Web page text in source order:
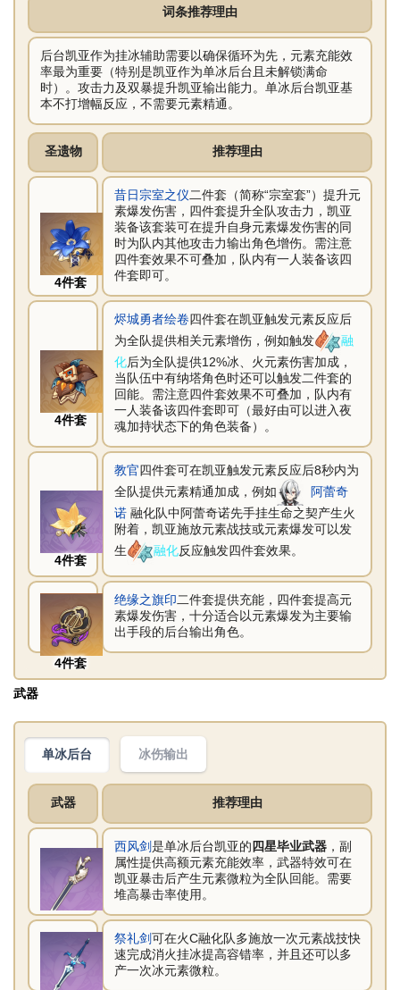
词条推荐理由
后台凯亚作为挂冰辅助需要以确保循环为先，元素充能效
率最为重要（特别是凯亚作为单冰后台且未解锁满命
时）。攻击力及双暴提升凯亚输出能力。单冰后台凯亚基
本不打增幅反应，不需要元素精通。
圣遗物 推荐理由
4件套
昔日宗室之仪二件套（简称“宗室套”）提升元
素爆发伤害，四件套提升全队攻击力，凯亚
装备该套装可在提升自身元素爆发伤害的同
时为队内其他攻击力输出角色增伤。需注意
四件套效果不可叠加，队内有一人装备该四
件套即可。
4件套
烬城勇者绘卷四件套在凯亚触发元素反应后
为全队提供相关元素增伤，例如触发
融
化后为全队提供12%冰、火元素伤害加成，
当队伍中有纳塔角色时还可以触发二件套的
回能。需注意四件套效果不可叠加，队内有
一人装备该四件套即可（最好由可以进入夜
魂加持状态下的角色装备）。
4件套
教官四件套可在凯亚触发元素反应后8秒内为
全队提供元素精通加成，例如
阿蕾奇
诺融化队中阿蕾奇诺先手挂生命之契产生火
附着，凯亚施放元素战技或元素爆发可以发
生
融化反应触发四件套效果。
4件套
绝缘之旗印二件套提供充能，四件套提高元
素爆发伤害，十分适合以元素爆发为主要输
出手段的后台输出角色。
武器
单冰后台 冰伤输出
武器 推荐理由
西风剑是单冰后台凯亚的 四星毕业武器，副
属性提供高额元素充能效率，武器特效可在
凯亚暴击后产生元素微粒为全队回能。需要
堆高暴击率使用。
祭礼剑可在火C融化队多施放一次元素战技快
速完成消火挂冰提高容错率，并且还可以多
产一次冰元素微粒。